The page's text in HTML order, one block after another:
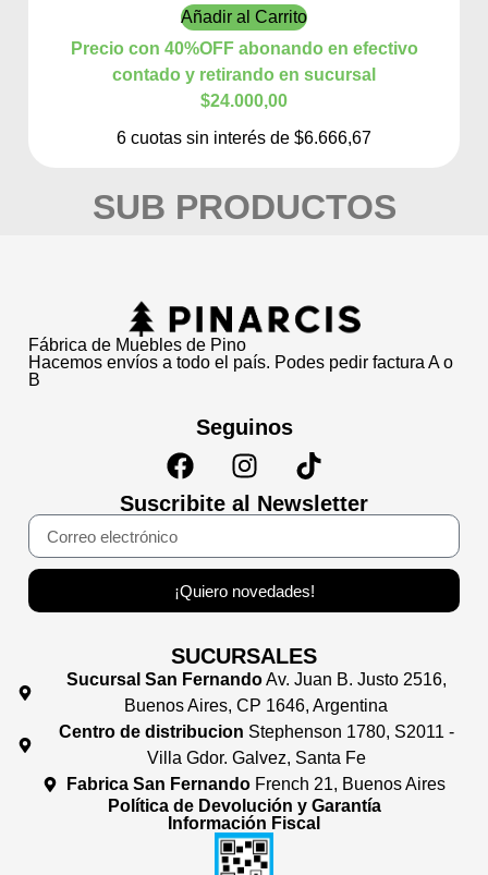
Añadir al Carrito
Precio con 40%OFF abonando en efectivo
contado y retirando en sucursal
$24.000,00
6 cuotas sin interés de $6.666,67
SUB PRODUCTOS
Fábrica de Muebles de Pino
Hacemos envíos a todo el país. Podes pedir factura A o
B
Seguinos
Suscribite al Newsletter
¡Quiero novedades!
SUCURSALES
Sucursal San FernandoAv. Juan B. Justo 2516,
Buenos Aires, CP 1646, Argentina
Centro de distribucion Stephenson 1780, S2011 -
Villa Gdor. Galvez, Santa Fe
Fabrica San Fernando French 21, Buenos Aires
Política de Devolución y Garantía
Información Fiscal